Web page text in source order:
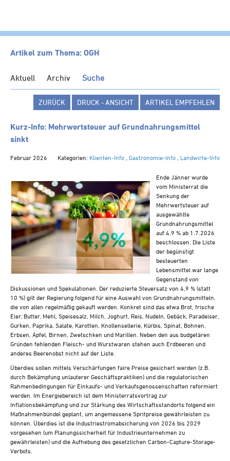
LEISTUNGEN
SERVICE
NEWS
Management-Info
Gastronomie-Info
Vermieter-Info
Landwirte-Info
Steuern A-Z
Videoarchiv
Artikel zum Thema: OGH
Aktuell Archiv Suche
ZURÜCK DRUCK - ANSICHT ARTIKEL EMPFEHLEN
Kurz-Info: Mehrwertsteuer auf Grundnahrungsmittel
sinkt
Februar 2026 Kategorien: Klienten-Info Gastronomie-Info Landwirte-Info
Ende Jänner wurde
vom Ministerrat die
Senkung der
Mehrwertsteuer auf
ausgewählte
Grundnahrungsmittel
auf 4,9 % ab 1.7.2026
beschlossen. Die Liste
der begünstigt
besteuerten
Lebensmittel war lange
Gegenstand von
Diskussionen und Spekulationen. Der reduzierte Steuersatz von 4,9 % (statt
10 %) gilt der Regierung folgend für eine Auswahl von Grundnahrungsmitteln,
die von allen regelmäßig gekauft werden. Konkret sind das etwa Brot, frische
Eier, Butter, Mehl, Speisesalz, Milch, Joghurt, Reis, Nudeln, Gebäck, Paradeiser,
Gurken, Paprika, Salate, Karotten, Knollensellerie, Kürbis, Spinat, Bohnen,
Erbsen, Äpfel, Birnen, Zwetschken und Marillen. Neben den aus budgetären
Gründen fehlenden Fleisch- und Wurstwaren stehen auch Erdbeeren und
anderes Beerenobst nicht auf der Liste.
Überdies sollen mittels Verschärfungen faire Preise gesichert werden (z.B.
durch Bekämpfung unlauterer Geschäftspraktiken) und die regulatorischen
Rahmenbedingungen für Einkaufs- und Verkaufsgenossenschaften reformiert
werden. Im Energiebereich ist dem Ministerratsvortrag zur
Inflationsbekämpfung und zur Stärkung des Wirtschaftsstandorts folgend ein
Maßnahmenbündel geplant, um angemessene Spritpreise gewährleisten zu
können. Überdies ist die Industriestromabsicherung von 2026 bis 2029
vorgesehen (um Planungssicherheit für Industrieunternehmen zu
gewährleisten) und die Aufhebung des gesetzlichen Carbon-Capture-Storage-
Verbots.